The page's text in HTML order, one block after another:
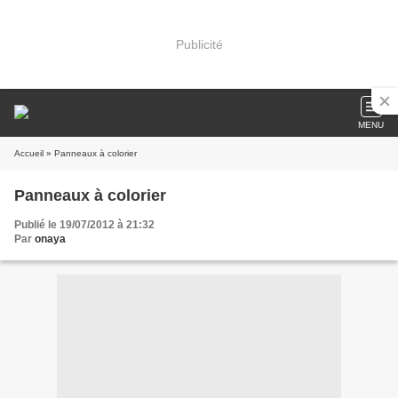
Publicité
MENU
Accueil » Panneaux à colorier
Panneaux à colorier
Publié le 19/07/2012 à 21:32
Par onaya